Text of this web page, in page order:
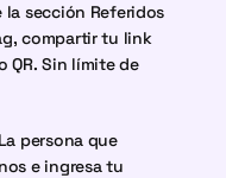
la sección Referidos
compartir tu link
Sin límite de
La persona que
e ingresa tu